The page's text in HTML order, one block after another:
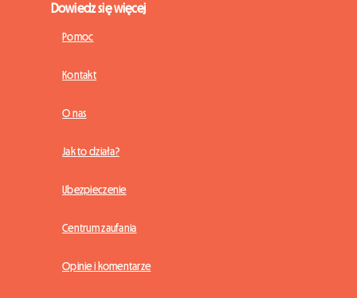
Dowiedz się więcej
Pomoc
Kontakt
O nas
Jak to działa?
Ubezpieczenie
Centrum zaufania
Opinie i komentarze